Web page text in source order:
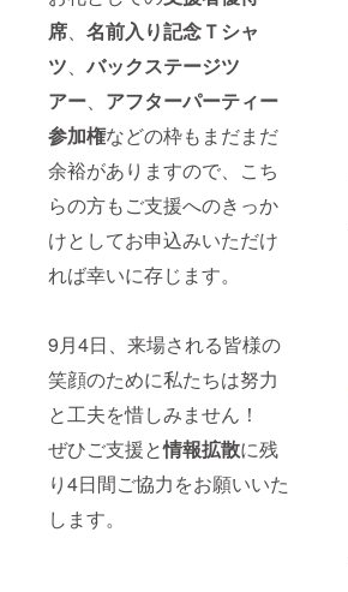
席、 名前入り記念Ｔシャ
ツ、 バックステージツ
アー、 アフターパーティー
参加権などの枠もまだまだ
余裕がありますので、こち
らの方もご支援へのきっか
けとしてお申込みいただけ
れば幸いに存じます。
9月4日、来場される皆様の
笑顔のために私たちは努力
と工夫を惜しみません！
ぜひご支援と情報拡散に残
り4日間ご協力をお願いいた
します。